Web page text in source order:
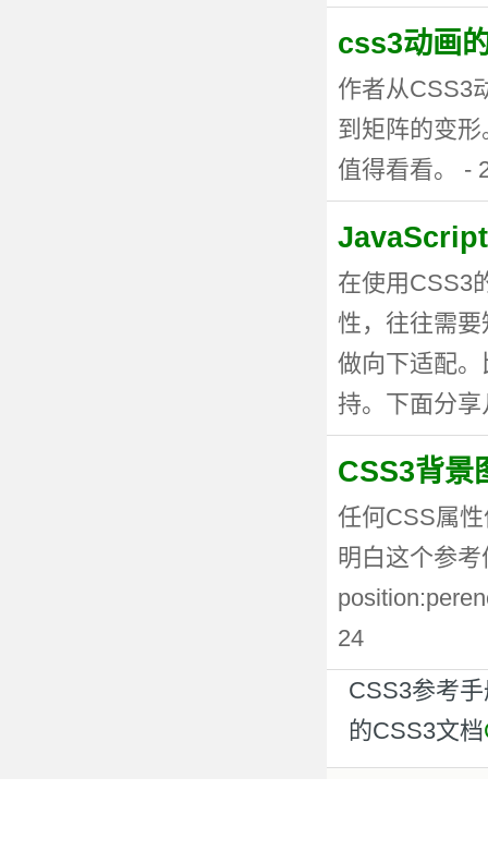
css3动画
作者从CSS3
到矩阵的变
值得看看。 -
JavaScript
在使用CSS3
性，往往需
做向下适配
持。下面分
CSS3背景
任何CSS属
明白这个参
24
CSS3参考
的CSS3文档